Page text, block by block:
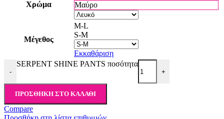
Χρώμα
Μαύρο
Μέγεθος
M-L
S-M
Εκκαθάριση
-
SERPENT SHINE PANTS ποσότητα
+
ΠΡΟΣΘΉΚΗ ΣΤΟ ΚΑΛΆΘΙ
Compare